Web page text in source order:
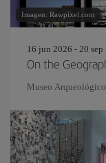
Imagen: Rawpixel.com
16 jun 2026 - 20 sep
On the
Museo